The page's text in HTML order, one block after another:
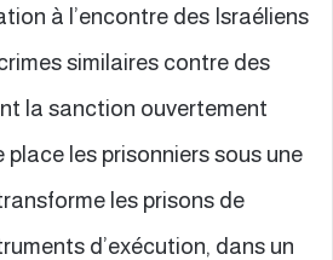
à l’encontre des Israéliens
similaires contre des
la sanction ouvertement
les prisonniers sous une
les prisons de
d’exécution, dans un